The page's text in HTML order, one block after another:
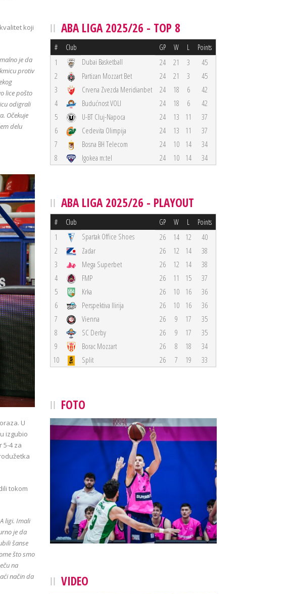
koji
je da
protiv
lice pošto
odigrali
Očekuje
delu
U
izgubio
5-4 za
tokom
ligi. Imali
je da
šanse
što smo
na
način da
ABA LIGA 2025/26 - TOP 8
# Club GP W L Points
1 Dubai Basketball 24 21 3
45
2
Partizan Mozzart Bet 24 21 3
45
3
Crvena Zvezda Meridianbet 24 18 6
42
4
Budućnost VOLI 24 18 6
42
5
U-BT Cluj-Napoca 24 13 11
37
6
Cedevita Olimpija 24 13 11
37
7
Bosna BH Telecom 24 10 14
34
8
Igokea m:tel 24 10 14 34
ABA LIGA 2025/26 - PLAYOUT
# Club GP W L Points
1 Spartak Office Shoes 26 14 12
40
2
Zadar 26 12 14
38
3
Mega Superbet 26 12 14
38
4
FMP 26 11 15
37
5
Krka 26 10 16
36
6
Perspektiva Ilirija 26 10 16
36
7
Vienna 26 9 17
35
8
SC Derby 26 9 17
35
9
Borac Mozzart 26 8 18
34
10
Split 26 7 19 33
FOTO
VIDEO